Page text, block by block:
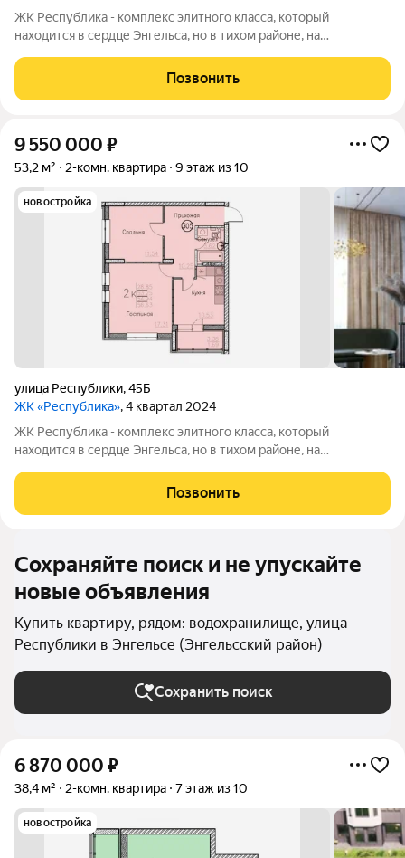
ЖК Республика - комплекс элитного класса, который
находится в сердце Энгельса, но в тихом районе, на
доступности: детские сады, школы, торговый центр, пляж,
набережная и множество магазинов. А дома
Позвонить
9 550 000 ₽
53,2 м² 2-комн. квартира 9 этаж из 10
новостройка
улица Республики,45Б
ЖК «Республика», 4 квартал 2024
ЖК Республика - комплекс элитного класса, который
находится в сердце Энгельса, но в тихом районе, на
доступности: детские сады, школы, торговый центр, пляж,
набережная и множество магазинов. А дома
Позвонить
Сохраняйте поиск и не упускайте
новые объявления
Купить квартиру, рядом: водохранилище, улица
Республики в Энгельсе (Энгельсский район)
Сохранить поиск
6 870 000 ₽
38,4 м² 2-комн. квартира 7 этаж из 10
новостройка